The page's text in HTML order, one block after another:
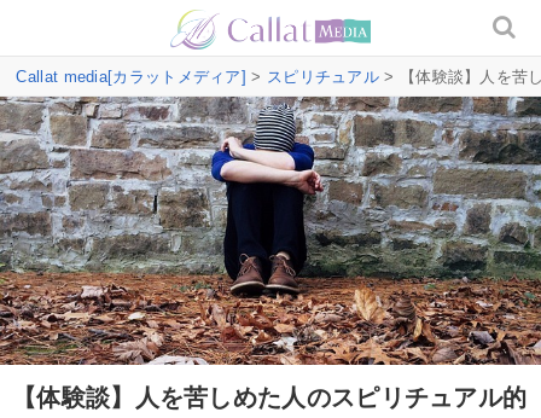
Callat media[カラットメディア] > スピリチュアル > 【体験談】人を苦
【体験談】人を苦しめた人のスピリチュアル的